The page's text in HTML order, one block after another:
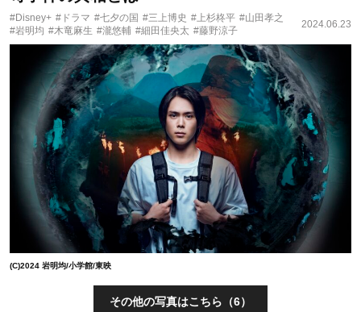
#Disney+ #ドラマ #七夕の国 #三上博史 #上杉柊平 #山田孝之
#岩明均 #木竜麻生 #瀧悠輔 #細田佳央太 #藤野涼子
2024.06.23
(C)2024 岩明均/小学館/東映
その他の写真はこちら（6）